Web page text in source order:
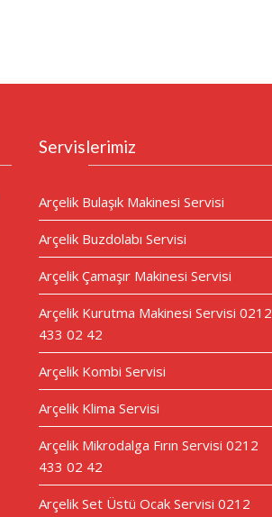
Servislerimiz
Arçelik Bulaşık Makinesi Servisi
Arçelik Buzdolabı Servisi
Arçelik Çamaşır Makinesi Servisi
Arçelik Kurutma Makinesi Servisi 0212
433 02 42
Arçelik Kombi Servisi
Arçelik Klima Servisi
Arçelik Mikrodalga Fırın Servisi 0212
433 02 42
Arçelik Set Üstü Ocak Servisi 0212